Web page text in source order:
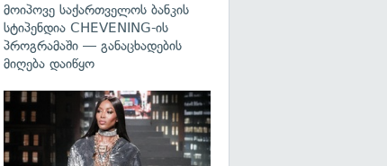
მოიპოვე საქართველოს ბანკის
სტიპენდია CHEVENING-ის
პროგრამაში — განაცხადების
მიღება დაიწყო